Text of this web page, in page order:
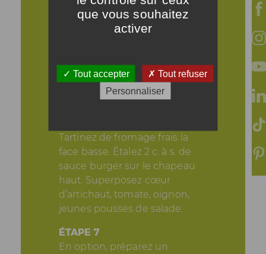
Saupoudrez de sucre pour
caraméliser.
plancha.
Tartinez de fromage frais la
face basse. Étalez 2 c. à s. de
sauce burger sur le chapeau
haut. Superposez cœur
d’artichaut, tomate, oignon,
jeunes pousses de salade.
ÉTAPE 7
En option, préparez un
que vous souhaitez
activer
Tout accepter
Tout refuser
Personnaliser